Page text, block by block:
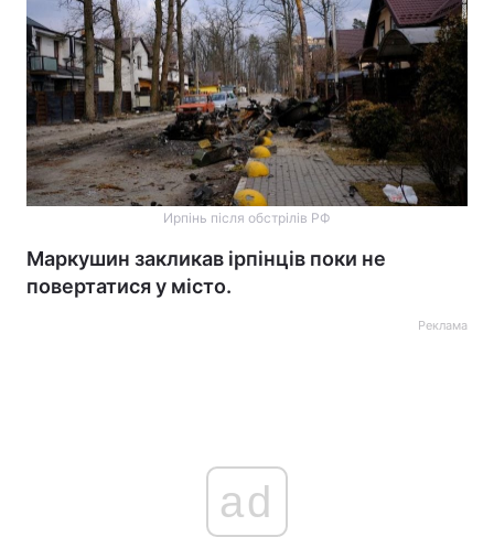
Ирпінь після обстрілів РФ
Маркушин закликав ірпінців поки не
повертатися у місто.
Реклама
ad